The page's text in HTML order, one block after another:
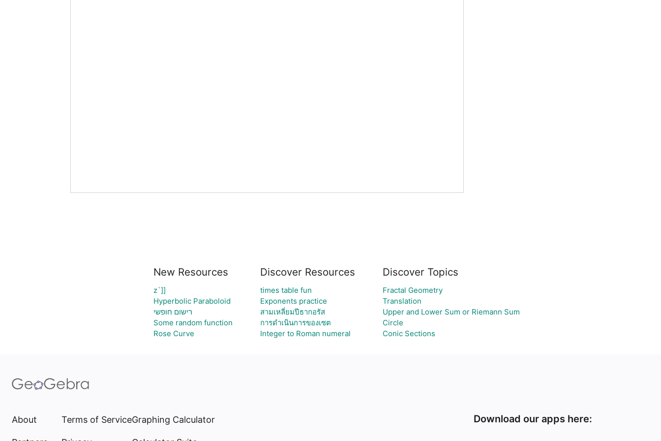
New Resources
z`]]
Hyperbolic Paraboloid
רישום חופשי
Some random function
Rose Curve
Discover Resources
times table fun
Exponents practice
สามเหลี่ยมปีธากอรัส
การดำเนินการของเซต
Integer to Roman numeral
Discover Topics
Fractal Geometry
Translation
Upper and Lower Sum or Riemann Sum
Circle
Conic Sections
About Terms of ServiceGraphing Calculator Download our apps here: